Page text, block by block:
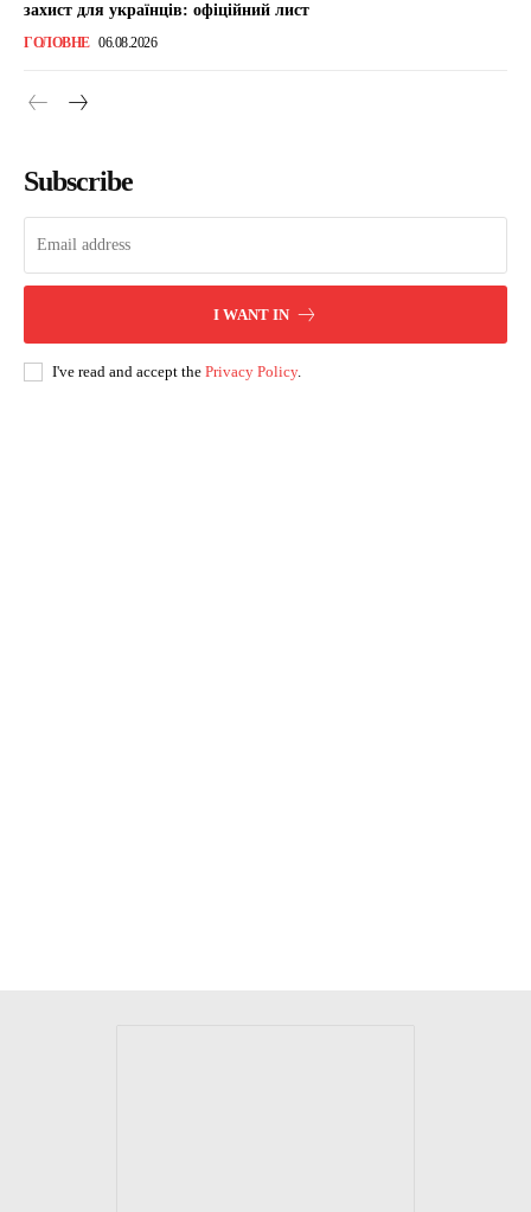
захист для українців: офіційний лист
ГОЛОВНЕ 06.08.2026
Subscribe
I WANT IN
I've read and accept the Privacy Policy.